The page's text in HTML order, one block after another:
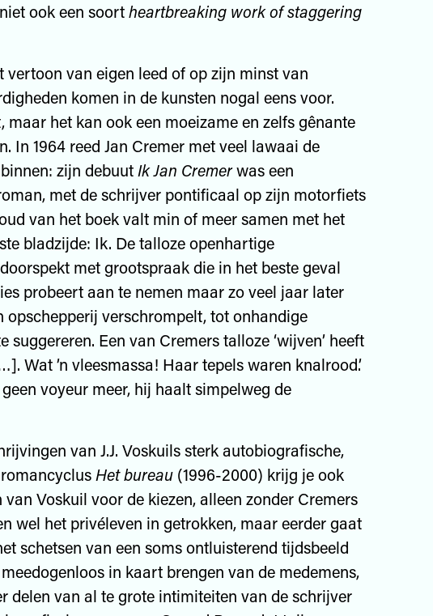
ook een soortheartbreaking work of staggering
vertoon van eigen leed of op zijn minst van
komen in de kunsten nogal eens voor.
maar het kan ook een moeizame en zelfs gênante
In 1964 reed Jan Cremer met veel lawaai de
zijn debuut Ik Jan Cremerwas een
met de schrijver pontificaal op zijn motorfiets
van het boek valt min of meer samen met het
bladzijde: Ik. De talloze openhartige
met grootspraak die in het beste geval
probeert aan te nemen maar zo veel jaar later
opschepperij verschrompelt, tot onhandige
Een van Cremers talloze ‘wijven’ heeft
Wat ’n vleesmassa! Haar tepels waren knalrood.’
voyeur meer, hij haalt simpelweg de
van J.J. Voskuils sterk autobiografische,
Het bureau (1996-2000) krijg je ook
Voskuil voor de kiezen, alleen zonder Cremers
wel het privéleven in getrokken, maar eerder gaat
schetsen van een soms ontluisterend tijdsbeeld
in kaart brengen van de medemens,
delen van al te grote intimiteiten van de schrijver